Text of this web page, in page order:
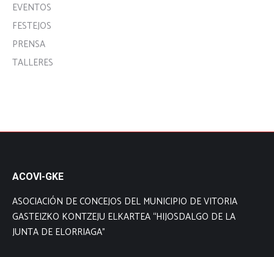
EVENTOS
FESTEJOS
PRENSA
TALLERES
ACOVI-GKE
ASOCIACIÓN DE CONCEJOS DEL MUNICIPIO DE VITORIA
GASTEIZKO KONTZEJU ELKARTEA “HIJOSDALGO DE LA
JUNTA DE ELORRIAGA”